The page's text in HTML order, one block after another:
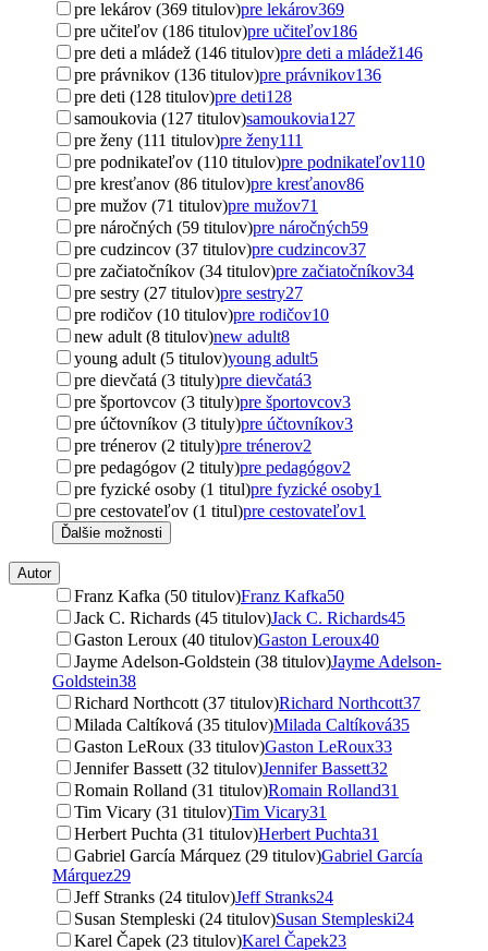
pre lekárov (369 titulov)pre lekárov369
pre učiteľov (186 titulov)pre učiteľov186
pre deti a mládež (146 titulov)pre deti a mládež146
pre právnikov (136 titulov)pre právnikov136
pre deti (128 titulov)pre deti128
samoukovia (127 titulov)samoukovia127
pre ženy (111 titulov)pre ženy111
pre podnikateľov (110 titulov)pre podnikateľov110
pre kresťanov (86 titulov)pre kresťanov86
pre mužov (71 titulov)pre mužov71
pre náročných (59 titulov)pre náročných59
pre cudzincov (37 titulov)pre cudzincov37
pre začiatočníkov (34 titulov)pre začiatočníkov34
pre sestry (27 titulov)pre sestry27
pre rodičov (10 titulov)pre rodičov10
new adult (8 titulov)new adult8
young adult (5 titulov)young adult5
pre dievčatá (3 tituly)pre dievčatá3
pre športovcov (3 tituly)pre športovcov3
pre účtovníkov (3 tituly)pre účtovníkov3
pre trénerov (2 tituly)pre trénerov2
pre pedagógov (2 tituly)pre pedagógov2
pre fyzické osoby (1 titul)pre fyzické osoby1
pre cestovateľov (1 titul)pre cestovateľov1
Ďalšie možnosti
Autor
Franz Kafka (50 titulov)Franz Kafka50
Jack C. Richards (45 titulov)Jack C. Richards45
Gaston Leroux (40 titulov)Gaston Leroux40
Jayme Adelson-Goldstein (38 titulov)Jayme Adelson-
Goldstein38
Richard Northcott (37 titulov)Richard Northcott37
Milada Caltíková (35 titulov)Milada Caltíková35
Gaston LeRoux (33 titulov)Gaston LeRoux33
Jennifer Bassett (32 titulov)Jennifer Bassett32
Romain Rolland (31 titulov)Romain Rolland31
Tim Vicary (31 titulov)Tim Vicary31
Herbert Puchta (31 titulov)Herbert Puchta31
Gabriel García Márquez (29 titulov)Gabriel García
Márquez29
Jeff Stranks (24 titulov)Jeff Stranks24
Susan Stempleski (24 titulov)Susan Stempleski24
Karel Čapek (23 titulov)Karel Čapek23